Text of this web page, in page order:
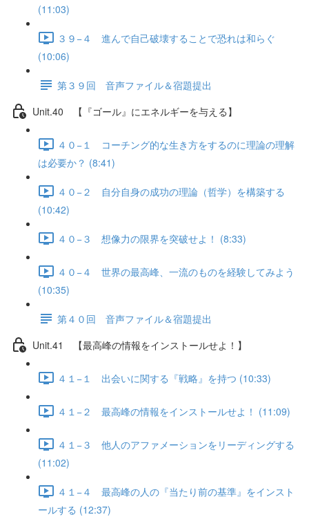
(11:03)
３９−４ 進んで自己破壊することで恐れは和らぐ
(10:06)
第３９回 音声ファイル＆宿題提出
Unit.40 【『ゴール』にエネルギーを与える】
４０−１ コーチング的な生き方をするのに理論の理解
は必要か？ (8:41)
４０−２ 自分自身の成功の理論（哲学）を構築する
(10:42)
４０−３ 想像力の限界を突破せよ！ (8:33)
４０−４ 世界の最高峰、一流のものを経験してみよう
(10:35)
第４０回 音声ファイル＆宿題提出
Unit.41 【最高峰の情報をインストールせよ！】
４１−１ 出会いに関する『戦略』を持つ (10:33)
４１−２ 最高峰の情報をインストールせよ！ (11:09)
４１−３ 他人のアファメーションをリーディングする
(11:02)
４１−４ 最高峰の人の『当たり前の基準』をインスト
ールする (12:37)